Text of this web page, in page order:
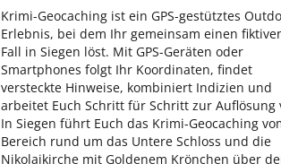
Krimi-Geocaching ist ein GPS-gestütztes
Erlebnis, bei dem Ihr gemeinsam einen
Fall in Siegen löst. Mit GPS-Geräten oder
Smartphones folgt Ihr Koordinaten, findet
versteckte Hinweise, kombiniert Indizien und
arbeitet Euch Schritt für Schritt zur Auflösung
In Siegen führt Euch das Krimi-Geocaching
Bereich rund um das Untere Schloss und die
Nikolaikirche mit Goldenem Krönchen über